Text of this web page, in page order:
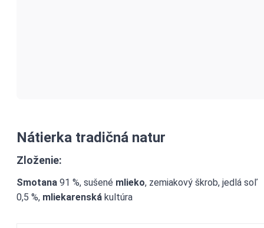
Nátierka tradičná natur
Zloženie:
Smotana 91 %, sušené mlieko, zemiakový škrob, jedlá soľ
0,5 %, mliekarenská kultúra